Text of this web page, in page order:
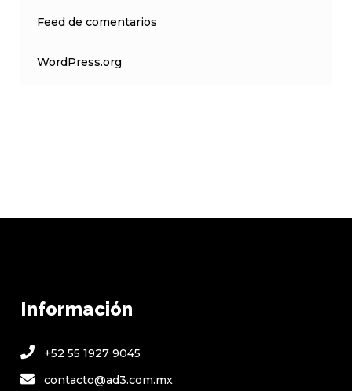
Feed de comentarios
WordPress.org
Información
+52 55 1927 9045
contacto@ad3.com.mx